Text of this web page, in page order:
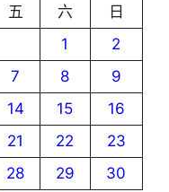
五 六
日
1
2
7 8
9
14 15
16
21 22
23
28 29
30